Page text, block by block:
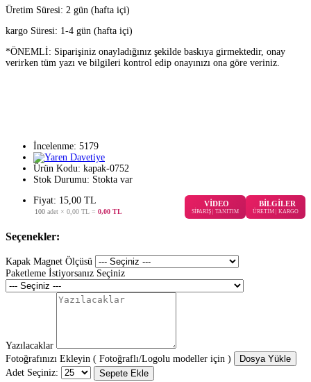
Üretim Süresi: 2 gün (hafta içi)
kargo Süresi: 1-4 gün (hafta içi)
*ÖNEMLİ: Siparişiniz onayladığınız şekilde baskıya girmektedir, onay
verirken tüm yazı ve bilgileri kontrol edip onayınızı ona göre veriniz.
İncelenme: 5179
Ürün Kodu: kapak-0752
Stok Durumu: Stokta var
Fiyat: 15,00 TL
100 adet × 0,00 TL = 0,00 TL
VİDEO
SİPARİŞ | TANITIM
BİLGİLER
ÜRETİM | KARGO
Seçenekler:
Kapak Magnet Ölçüsü
Paketleme İstiyorsanız Seçiniz
Yazılacaklar
Fotoğrafınızı Ekleyin ( Fotoğraflı/Logolu modeller için )
Dosya Yükle
Adet Seçiniz:
Sepete Ekle